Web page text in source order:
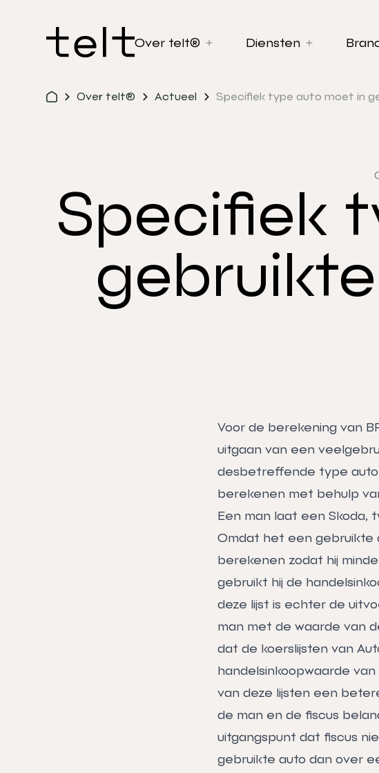
Over telt® Diensten
Over telt® Actueel Specifiek type auto moet in
Specifiek
Voor de berekening van
uitgaan van een
desbetreffende type auto
berekenen met behulp
Een man laat een Skoda,
Omdat het een gebruikte
berekenen zodat hij
gebruikt hij de
deze lijst is echter de
man met de waarde van
dat de koerslijsten van
handelsinkoopwaarde
van deze lijsten een
de man en de fiscus
uitgangspunt dat fiscus
gebruikte auto dan over